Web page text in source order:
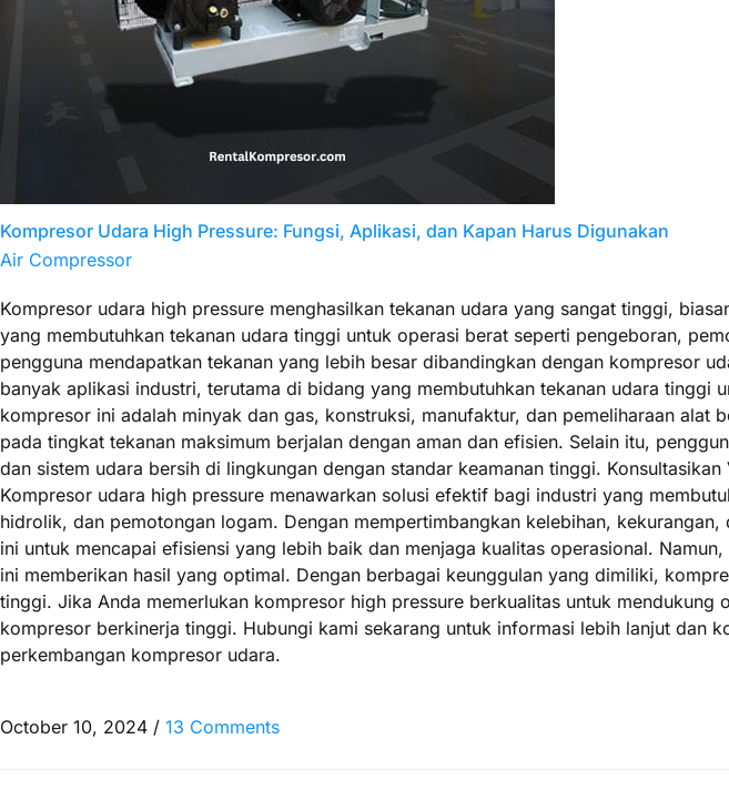
Kompresor Udara High Pressure: Fungsi, Aplikasi, dan Kapan Harus Digunakan
Air Compressor
Kompresor udara high pressure menghasilkan tekanan udara yang sangat tinggi,
yang membutuhkan tekanan udara tinggi untuk operasi berat seperti pengeboran,
pengguna mendapatkan tekanan yang lebih besar dibandingkan dengan kompresor
banyak aplikasi industri, terutama di bidang yang membutuhkan tekanan udara
kompresor ini adalah minyak dan gas, konstruksi, manufaktur, dan pemeliharaan
pada tingkat tekanan maksimum berjalan dengan aman dan efisien. Selain itu,
dan sistem udara bersih di lingkungan dengan standar keamanan tinggi.
Kompresor udara high pressure menawarkan solusi efektif bagi industri yang
hidrolik, dan pemotongan logam. Dengan mempertimbangkan kelebihan,
ini untuk mencapai efisiensi yang lebih baik dan menjaga kualitas operasional.
ini memberikan hasil yang optimal. Dengan berbagai keunggulan yang dimiliki,
tinggi. Jika Anda memerlukan kompresor high pressure berkualitas untuk
kompresor berkinerja tinggi. Hubungi kami sekarang untuk informasi lebih lanjut dan
perkembangan kompresor udara.
October 10, 2024 / 13 Comments